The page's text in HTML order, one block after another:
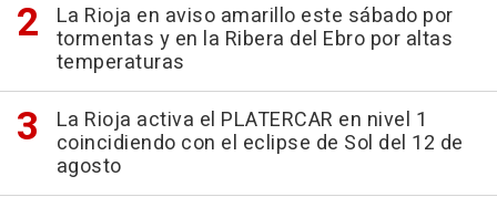
La Rioja en aviso amarillo este sábado por
tormentas y en la Ribera del Ebro por altas
temperaturas
La Rioja activa el PLATERCAR en nivel 1
coincidiendo con el eclipse de Sol del 12 de
agosto